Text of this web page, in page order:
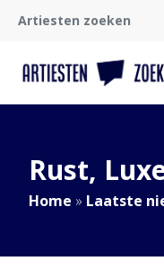
Artiesten zoeken
Rust,
Home » Laatste